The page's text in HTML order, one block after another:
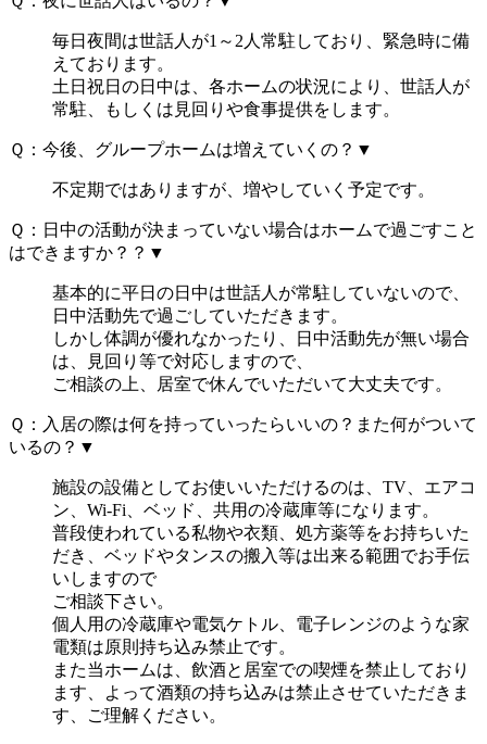
毎日夜間は世話人が1～2人常駐しており、緊急時に備
えております。
土日祝日の日中は、各ホームの状況により、世話人が
常駐、もしくは見回りや食事提供をします。
Ｑ：今後、グループホームは増えていくの？ ▼
不定期ではありますが、増やしていく予定です。
Ｑ：日中の活動が決まっていない場合はホームで過ごすこと
はできますか？？ ▼
基本的に平日の日中は世話人が常駐していないので、
日中活動先で過ごしていただきます。
しかし体調が優れなかったり、日中活動先が無い場合
は、見回り等で対応しますので、
ご相談の上、居室で休んでいただいて大丈夫です。
Ｑ：入居の際は何を持っていったらいいの？また何がついて
いるの？ ▼
施設の設備としてお使いいただけるのは、TV、エアコ
ン、Wi-Fi、ベッド、共用の冷蔵庫等になります。
普段使われている私物や衣類、処方薬等をお持ちいた
だき、ベッドやタンスの搬入等は出来る範囲でお手伝
いしますので
ご相談下さい。
個人用の冷蔵庫や電気ケトル、電子レンジのような家
電類は原則持ち込み禁止です。
また当ホームは、飲酒と居室での喫煙を禁止しており
ます、よって酒類の持ち込みは禁止させていただきま
す、ご理解ください。